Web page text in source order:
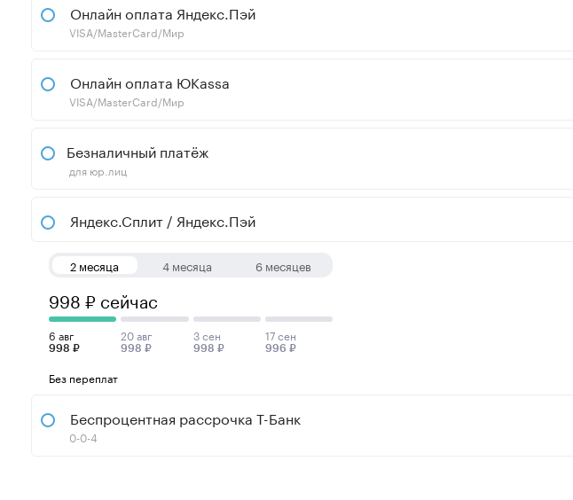
Онлайн оплата Яндекс.Пэй
VISA/MasterCard/Мир
Онлайн оплата ЮKassa
VISA/MasterCard/Мир
Безналичный платёж
для юр.лиц
Яндекс.Сплит / Яндекс.Пэй
2 месяца 4 месяца 6 месяцев
998 ₽ сейчас
6 авг
998 ₽
20 авг
998 ₽
3 сен
998 ₽
17 сен
996 ₽
Без переплат
Беспроцентная рассрочка Т-Банк
0-0-4